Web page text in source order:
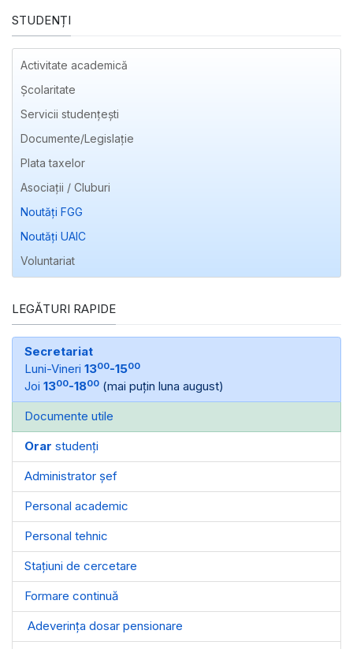
STUDENȚI
Activitate academică
Școlaritate
Servicii studențești
Documente/Legislație
Plata taxelor
Asociații / Cluburi
Noutăți FGG
Noutăți UAIC
Voluntariat
LEGĂTURI RAPIDE
Secretariat
Luni-Vineri 1300-1500
Joi 1300-1800 (mai puțin luna august)
Documente utile
Orar studenți
Administrator șef
Personal academic
Personal tehnic
Stațiuni de cercetare
Formare continuă
Adeverința dosar pensionare